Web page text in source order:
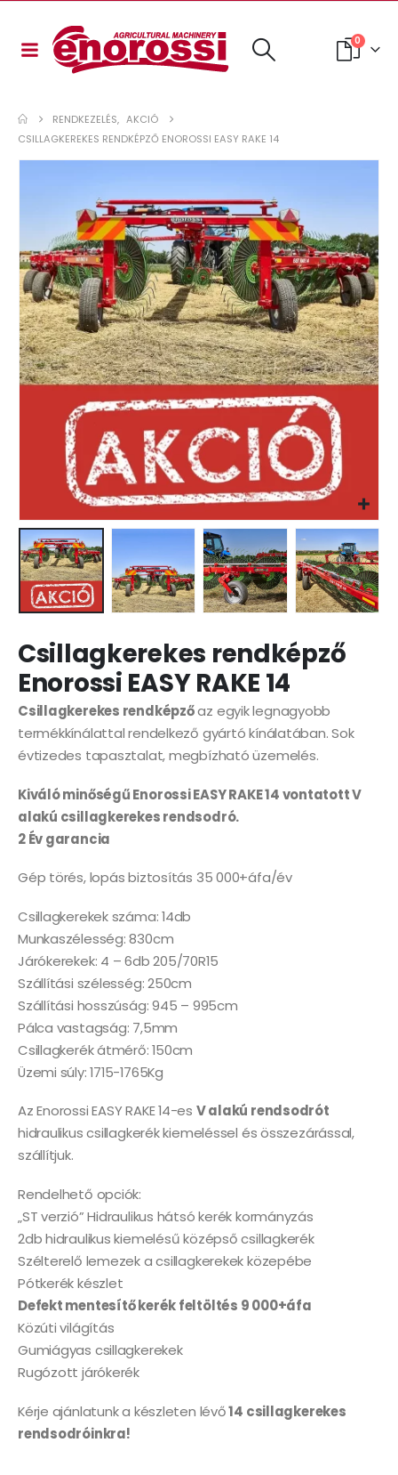
0
RENDKEZELÉS, AKCIÓ
CSILLAGKEREKES RENDKÉPZŐ ENOROSSI EASY RAKE 14
Csillagkerekes rendképző
Enorossi EASY RAKE 14
Csillagkerekes rendképzőaz egyik legnagyobb
termékkínálattal rendelkező gyártó kínálatában. Sok
évtizedes tapasztalat, megbízható üzemelés.
Kiváló minőségű Enorossi EASY RAKE 14 vontatott V
alakú csillagkerekes rendsodró.
2 Év garancia
Gép törés, lopás biztosítás 35 000+áfa/év
Csillagkerekek száma: 14db
Munkaszélesség: 830cm
Járókerekek: 4 – 6db 205/70R15
Szállítási szélesség: 250cm
Szállítási hosszúság: 945 – 995cm
Pálca vastagság: 7,5mm
Csillagkerék átmérő: 150cm
Üzemi súly: 1715-1765Kg
Az Enorossi EASY RAKE 14-es V alakú rendsodrót
hidraulikus csillagkerék kiemeléssel és összezárással,
szállítjuk.
Rendelhető opciók:
„ST verzió” Hidraulikus hátsó kerék kormányzás
2db hidraulikus kiemelésű középső csillagkerék
Szélterelő lemezek a csillagkerekek közepébe
Pótkerék készlet
Defekt mentesítő kerék feltöltés 9 000+áfa
Közúti világítás
Gumiágyas csillagkerekek
Rugózott járókerék
Kérje ajánlatunk a készleten lévő14 csillagkerekes
rendsodróinkra!